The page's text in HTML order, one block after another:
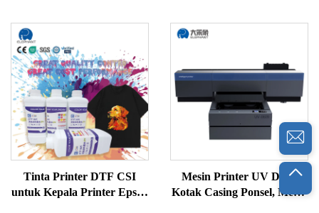
UV DTF untuk Pencetakan
Kaca Keramik Akrilik
dan Putih
Tinta Printer DTF CSI
untuk Kepala Printer Epson
Mesin Printer UV DTF,
Kotak Casing Ponsel, Mesin